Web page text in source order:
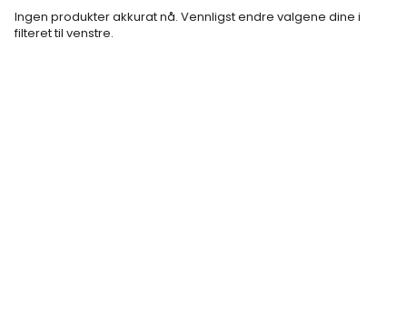
Ingen produkter akkurat nå. Vennligst endre valgene dine i
filteret til venstre.